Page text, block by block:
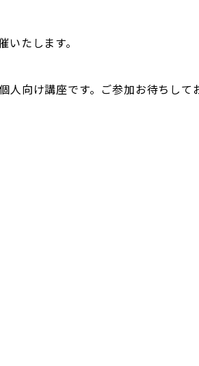
たします。
向け講座です。ご参加お待ちして